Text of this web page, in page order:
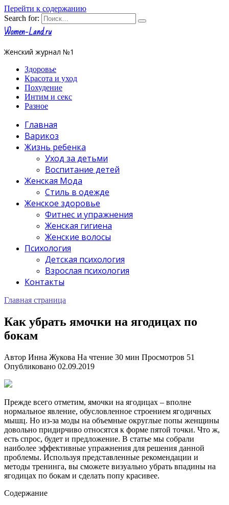
Перейти к содержанию
Search for:
Women-Land.ru
Женский журнал №1
Здоровье
Красота и уход
Похудение
Интим и секс
Разное
Главная
Варикоз
Жизнь ребенка
Уход за детьми
Воспитание детей
Женская Мода
Стиль в одежде
Женское здоровье
Фитнес и упражнения
Женская гигиена
Женские волосы
Психология
Детская психология
Взрослая психология
Контакты
Главная страница
Как убрать ямочки на ягодицах по
бокам
Автор Инна Жукова На чтение 30 мин Просмотров 51
Опубликовано 02.09.2019
Прежде всего отметим, ямочки на ягодицах – вполне
нормальное явление, обусловленное строением ягодичных
мышц. Но из-за моды на объемные округлые попы женщины
довольно придирчиво относятся к форме пятой точки. Что ж,
есть спрос, будет и предложение. В статье мы собрали
наиболее эффективные упражнения для решения данной
проблемы. Используя представленные рекомендации и
методы тренинга, вы сможете визуально убрать впадины на
ягодицах по бокам и сделать попу красивее.
Содержание